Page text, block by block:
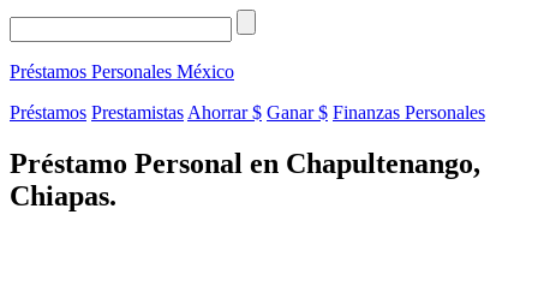
Préstamos Personales México
Préstamos Prestamistas Ahorrar $ Ganar $ Finanzas Personales
Préstamo Personal en Chapultenango,
Chiapas.